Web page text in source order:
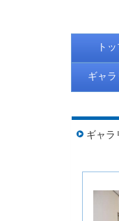
ト
ギャ
ギャラ